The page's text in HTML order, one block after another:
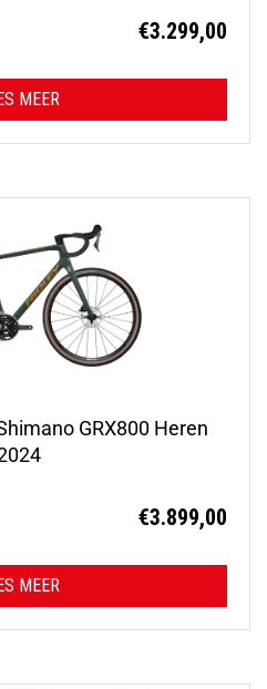
€3.299,00
MEER
GRX800 Heren
€3.899,00
MEER